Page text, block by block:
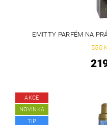
EMITTY PARFÉM NA
550
AKCE
NOVINKA
TIP